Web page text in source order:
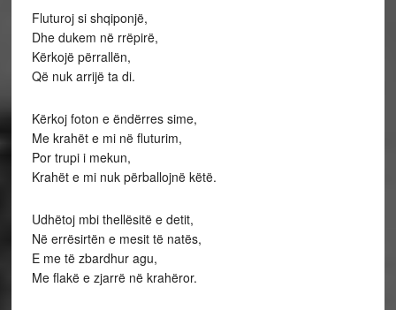
Fluturoj si shqiponjë,
Dhe dukem në rrëpirë,
Kërkojë përrallën,
Që nuk arrijë ta di.
Kërkoj foton e ëndërres sime,
Me krahët e mi në fluturim,
Por trupi i mekun,
Krahët e mi nuk përballojnë këtë.
Udhëtoj mbi thellësitë e detit,
Në errësirtën e mesit të natës,
E me të zbardhur agu,
Me flakë e zjarrë në krahëror.